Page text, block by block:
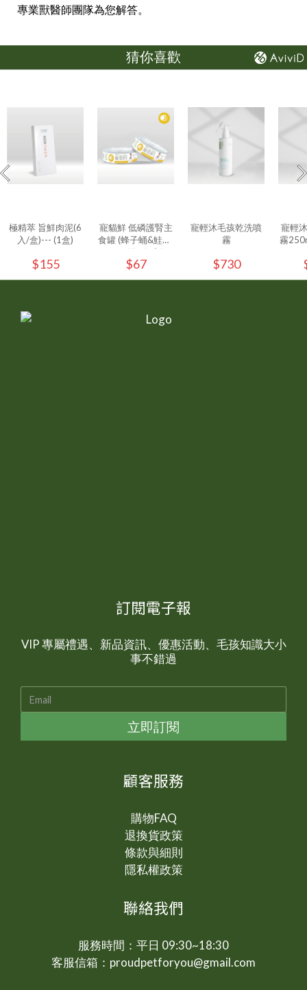
專業獸醫師團隊為您解答。
猜你喜歡
極精萃 旨鮮肉泥(6
入/盒)--- (1盒)
$155
寵貓鮮 低磷護腎主
食罐 (蜂子蛹&鮭魚)
80g/罐 - (1入)
$67
寵輕沐毛孩乾洗噴
霧
$730
寵輕
霧
訂閱電子報
VIP 專屬禮遇、新品資訊、優惠活動、毛孩知識大小
事不錯過
立即訂閱
顧客服務
購物FAQ
退換貨政策
條款與細則
隱私權政策
聯絡我們
服務時間：平日 09:30~18:30
客服信箱：proudpetforyou@gmail.com